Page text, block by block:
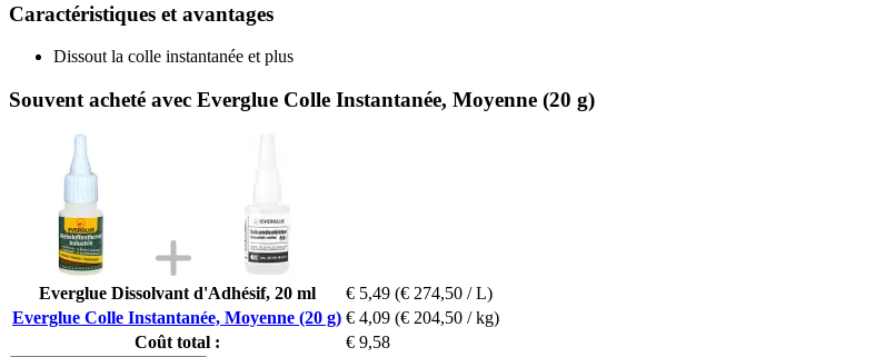
Caractéristiques et avantages
Dissout la colle instantanée et plus
Souvent acheté avec Everglue Colle Instantanée, Moyenne (20 g)
Everglue Dissolvant d'Adhésif, 20 ml € 5,49 (€ 274,50 / L)
Everglue Colle Instantanée, Moyenne (20 g) € 4,09 (€ 204,50 / kg)
Coût total :
€ 9,58